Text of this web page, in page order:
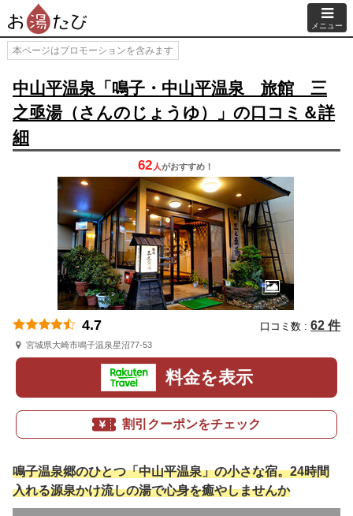
メニュー
本ページはプロモーションを含みます
中山平温泉「鳴子・中山平温泉 旅館 三
之亟湯（さんのじょうゆ）」の口コミ＆詳
細
62 人がおすすめ！
4.7 口コミ数 : 62 件
宮城県大崎市鳴子温泉星沼77-53
料金を表示
割引クーポンをチェック
鳴子温泉郷のひとつ「中山平温泉」の小さな宿。24時間
入れる源泉かけ流しの湯で心身を癒やしませんか